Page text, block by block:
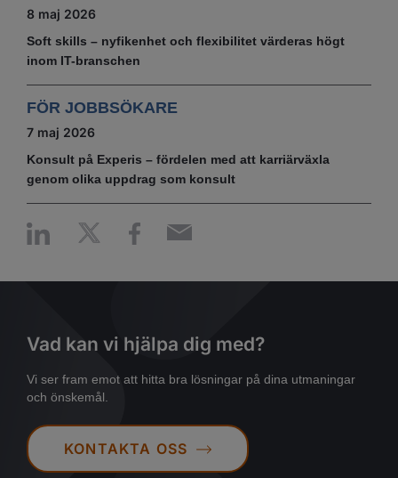
8 maj 2026
Soft skills – nyfikenhet och flexibilitet värderas högt
inom IT-branschen
FÖR JOBBSÖKARE
7 maj 2026
Konsult på Experis – fördelen med att karriärväxla
genom olika uppdrag som konsult
Vad kan vi hjälpa dig med?
Vi ser fram emot att hitta bra lösningar på dina utmaningar
och önskemål.
KONTAKTA OSS